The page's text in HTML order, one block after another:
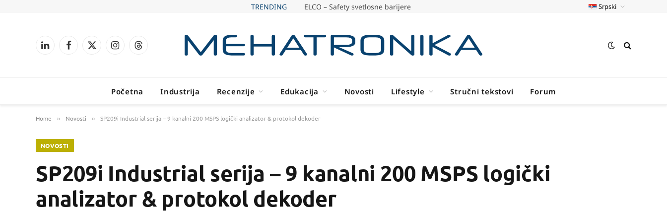
TRENDING ELCO – Safety svetlosne barijere Srpski
LinkedInFacebook
X
InstagramThreads
Početna Industrija Recenzije Edukacija Novosti Lifestyle Stručni tekstovi Forum
Home » Novosti » SP209i Industrial serija – 9 kanalni 200 MSPS logički analizator & protokol dekoder
NOVOSTI
SP209i Industrial serija – 9 kanalni 200 MSPS logički
analizator & protokol dekoder